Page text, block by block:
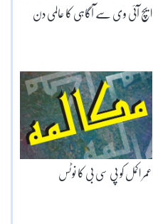
ایچ آئی وی سے آگاہی کا عالمی دن
عمر اکمل کو پی سی بی کا نوٹس